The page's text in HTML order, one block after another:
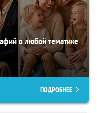
в любой тематике
ПОДРОБНЕЕ